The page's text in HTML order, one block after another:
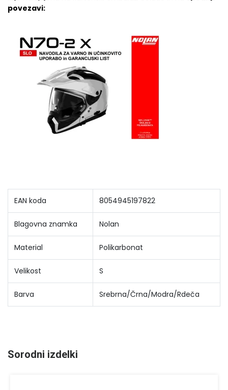
povezavi:
EAN koda 8054945197822
Blagovna znamka Nolan
Material Polikarbonat
Velikost S
Barva Srebrna/Črna/Modra/Rdeča
Sorodni izdelki